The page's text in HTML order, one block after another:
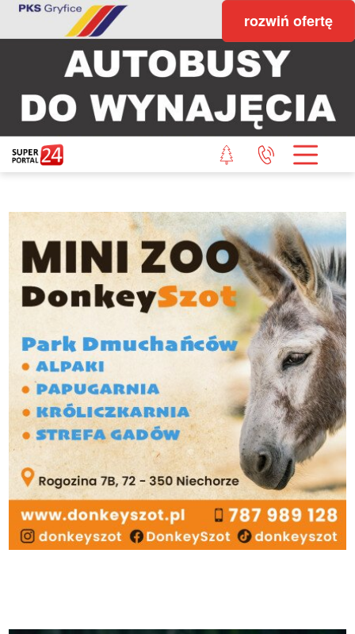
rozwiń ofertę
STRONA GŁÓWNA
POWIAT GRYFICKI
WIADOMOŚCI Z LASU
STUDIO SUPERPORTALU
KONTAKT
REDAKCJA